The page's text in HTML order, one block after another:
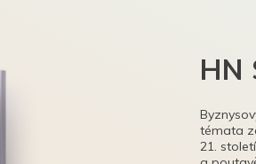
HN
témata
21.